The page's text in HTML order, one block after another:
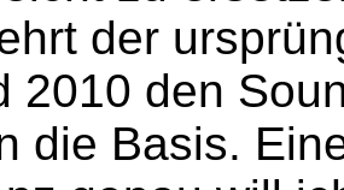
der
2010 den
die Basis.